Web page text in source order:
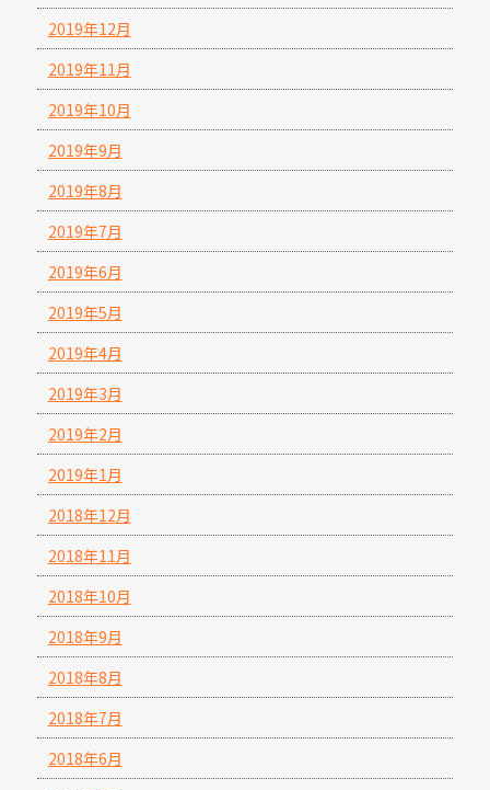
2019年12月
2019年11月
2019年10月
2019年9月
2019年8月
2019年7月
2019年6月
2019年5月
2019年4月
2019年3月
2019年2月
2019年1月
2018年12月
2018年11月
2018年10月
2018年9月
2018年8月
2018年7月
2018年6月